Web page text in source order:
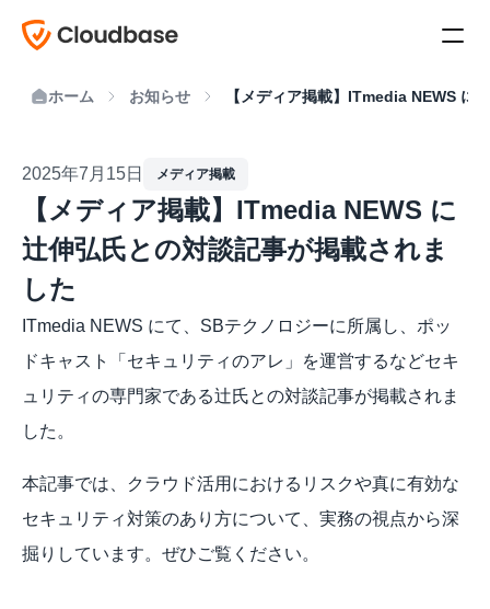
ホーム お知らせ 【メディア掲載】ITmedia NEWS に
2025年7月15日 メディア掲載
【メディア掲載】ITmedia NEWS に
辻伸弘氏との対談記事が掲載されま
した
ITmedia NEWS にて、SBテクノロジーに所属し、ポッ
ドキャスト「セキュリティのアレ」を運営するなどセキ
ュリティの専門家である辻氏との対談記事が掲載されま
した。
本記事では、クラウド活用におけるリスクや真に有効な
セキュリティ対策のあり方について、実務の視点から深
掘りしています。ぜひご覧ください。